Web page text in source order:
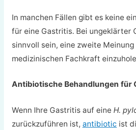
In manchen Fällen gibt es keine
für eine Gastritis. Bei ungeklärter
sinnvoll sein, eine zweite
medizinischen Fachkraft
Antibiotische Behandlungen für
Wenn Ihre Gastritis auf eine H.
zurückzuführen ist, antibiotic ist